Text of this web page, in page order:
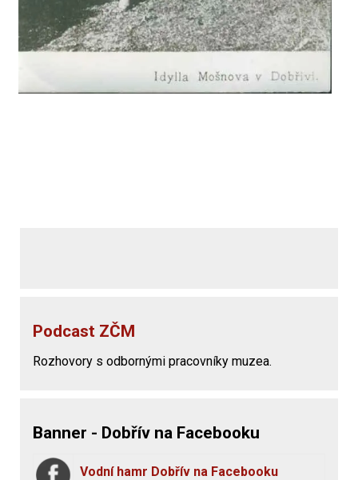
Podcast ZČM
Rozhovory s odbornými pracovníky muzea.
Banner - Dobřív na Facebooku
Vodní hamr Dobřív na Facebooku